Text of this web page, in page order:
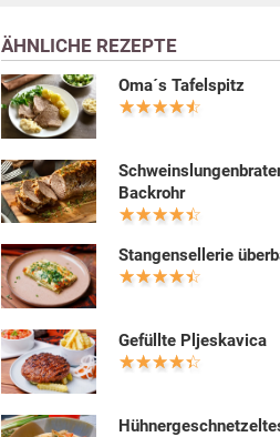
ÄHNLICHE REZEPTE
Oma´s Tafelspitz
Backrohr
Stangensellerie
Gefüllte Pljeskavica